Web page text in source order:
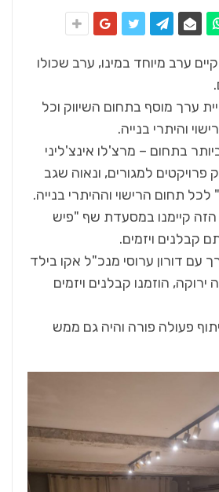
ערב מיוחד במינו, ערב שכולו
ערך מוסף בתחום השיווק וכל
והיתרי בנייה.
בתחום – מרצ'לו אינצ'ליני
פרויקטים למגורים, ונאוה שגב
תחום הרישוי וההיתרי בנייה.
קיימנו במסעדת שף "פיש
קבלנים ויזמים.
עם דורון ערוסי מנכ"ל אקו בילד
ירוקה, הוזמנו קבלנים ויזמים
פעולה פורה והיה גם ממש